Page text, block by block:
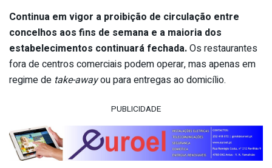
Continua em vigor a proibição de circulação entre
concelhos aos fins de semana e a maioria dos
estabelecimentos continuará fechada.Os restaurantes
fora de centros comerciais podem operar, mas apenas em
regime de take-awayou para entregas ao domicílio.
PUBLICIDADE